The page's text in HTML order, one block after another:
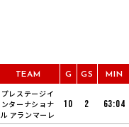
TEAM G GS MIN
プレステージイ
ンターナショナ
ル アランマーレ
10 2 63:04